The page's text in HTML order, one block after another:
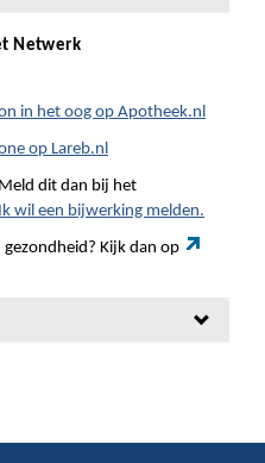
Netwerk
in het oog op Apotheek.nl
op Lareb.nl
dit dan bij het
Ik wil een bijwerking melden.
Kijk dan op